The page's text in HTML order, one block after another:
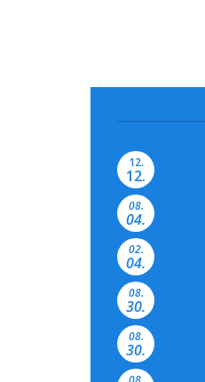
12.
12.
08.
04.
02.
04.
08.
30.
08.
30.